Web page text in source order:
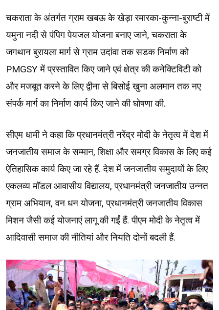
चकराता के अंतर्गत ग्राम खबऊ के खेड़ा रमारका-कुन्ना-बुराष्टी में
यमुना नदी से पंपिग पेयजल योजना बनाए जाने, चकराता के
जगथान बुरायला मार्ग से ग्राम उदांवा तक सडक निर्माण को
PMGSY में प्रस्तावित किए जाने एवं क्षेत्र की कनेक्टिविटी को
और मजबूत करने के लिए द्वीना से बिसोई खुना अलमान तक नए
संपर्क मार्ग का निर्माण कार्य किए जाने की घोषणा की.
सीएम धामी ने कहा कि प्रधानमंत्री नरेंद्र मोदी के नेतृत्व में देश में
जनजातीय समाज के सम्मान, शिक्षा और समग्र विकास के लिए कई
ऐतिहासिक कार्य किए जा रहे हैं. देश में जनजातीय समुदायों के लिए
एकलव्य मॉडल आवासीय विद्यालय, प्रधानमंत्री जनजातीय उन्नत
ग्राम अभियान, वन धन योजना, प्रधानमंत्री जनजातीय विकास
मिशन जैसी कई योजनाएं लागू की गईं हैं. पीएम मोदी के नेतृत्व में
आदिवासी समाज की नीतियां और नियति दोनों बदली हैं.